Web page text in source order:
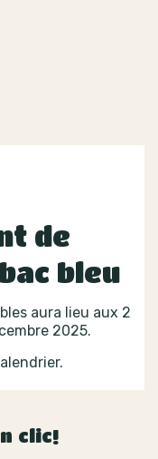
de
bleu
aura lieu aux 2
2025.
clic!